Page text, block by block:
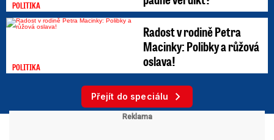
POLITIKA
POLITIKA
Radost v rodině Petra
Macinky: Polibky a růžová
oslava!
Přejít do speciálu